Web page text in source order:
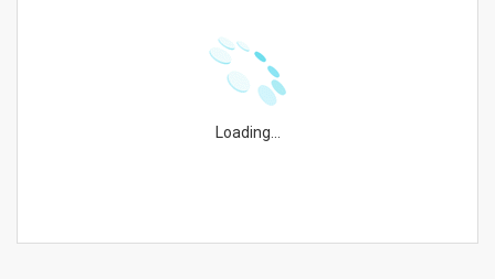
Loading...